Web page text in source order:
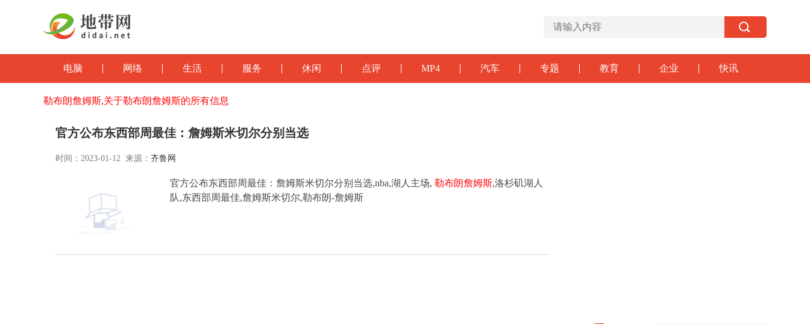
电脑 网络 生活 服务 休闲 点评 MP4 汽车 专题 教育 企业 快讯
勒布朗詹姆斯,关于勒布朗詹姆斯的所有信息
官方公布东西部周最佳：詹姆斯米切尔分别当选
时间：2023-01-12 来源： 齐鲁网
官方公布东西部周最佳：詹姆斯米切尔分别当选,nba,湖人主场, 勒布朗詹姆斯,洛杉矶湖人
队,东西部周最佳,詹姆斯米切尔,勒布朗-詹姆斯